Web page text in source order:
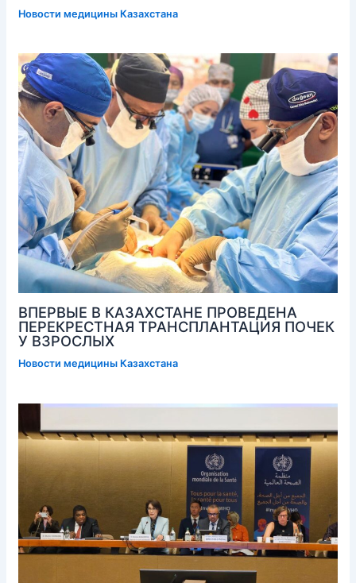
Новости медицины Казахстана
ВПЕРВЫЕ В КАЗАХСТАНЕ ПРОВЕДЕНА
ПЕРЕКРЕСТНАЯ ТРАНСПЛАНТАЦИЯ ПОЧЕК
У ВЗРОСЛЫХ
Новости медицины Казахстана